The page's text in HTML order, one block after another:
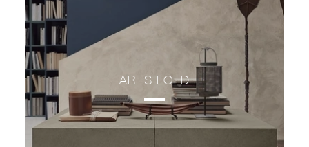
ARES FOLD